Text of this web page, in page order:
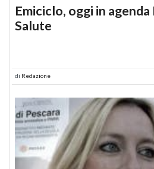
Emiciclo, oggi in
Salute
di Redazione